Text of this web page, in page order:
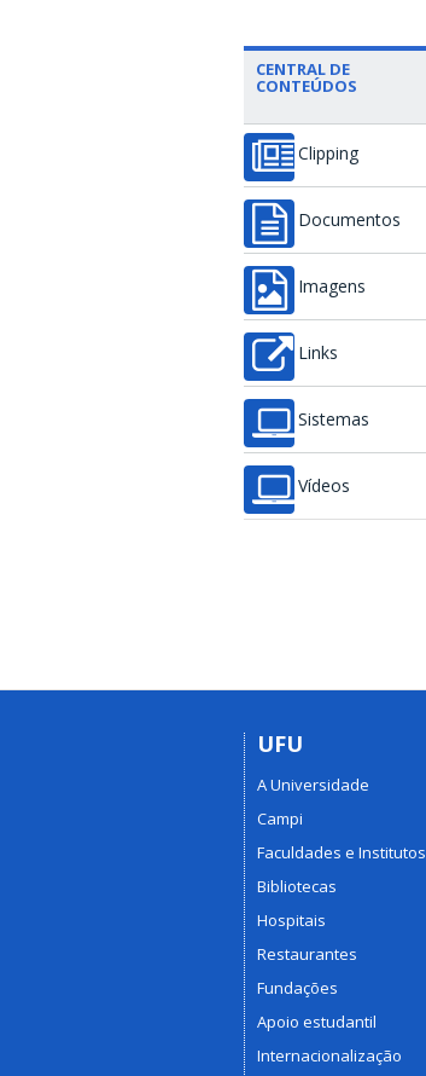
CENTRAL DE
CONTEÚDOS
Clipping
Documentos
Imagens
Links
Sistemas
Vídeos
UFU
A Universidade
Campi
Faculdades e Institutos
Bibliotecas
Hospitais
Restaurantes
Fundações
Apoio estudantil
Internacionalização